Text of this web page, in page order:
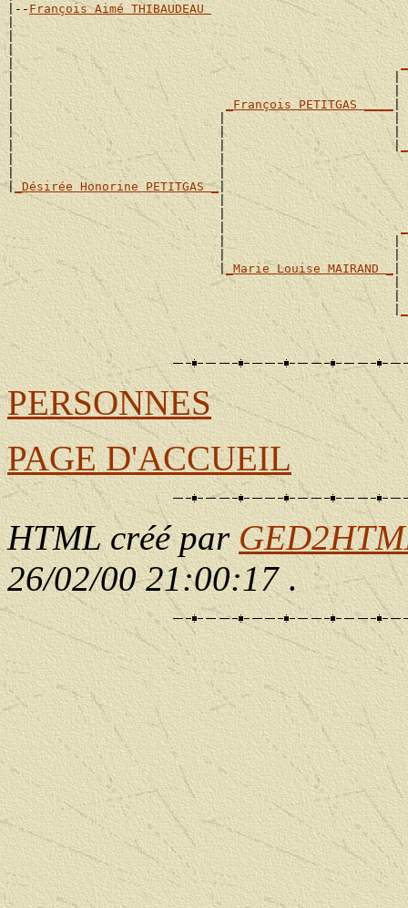
|--François Aimé THIBAUDEAU
|
|
|
|                                                    |
|
|
_François PETITGAS ____ |
|
|                            |
|                            |                       |
|                            |
|                            |
| _Désirée Honorine PETITGAS _|
|
|
                             |
|
|
                             |
_Marie Louise MAIRAND _
                                                     |
PERSONNES
PAGE D'ACCUEIL
HTML créé par
26/02/00 21:00:17.